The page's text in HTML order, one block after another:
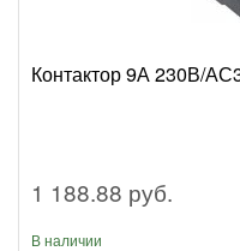
Контактор 9А 230В/
1 188.88 руб.
В наличии